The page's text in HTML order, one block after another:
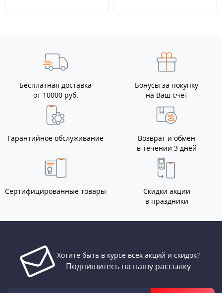
Бесплатная доставка
от 10000 руб.
Бонусы за покупку
на Ваш счет
Гарантийное обслуживание
Возврат и обмен
в течении 3 дней
Сертифицированные товары
Скидки акции
в праздники
Хотите быть в курсе всех акций и скидок?
Подпишитесь на нашу рассылку